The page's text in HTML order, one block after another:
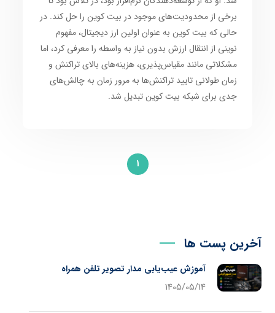
برخی از محدودیت‌های موجود در بیت کوین را حل کند. در
حالی که بیت کوین به عنوان اولین ارز دیجیتال، مفهوم
نوینی از انتقال ارزش بدون نیاز به واسطه را معرفی کرد، اما
مشکلاتی مانند مقیاس‌پذیری، هزینه‌های بالای تراکنش و
زمان طولانی تایید تراکنش‌ها به مرور زمان به چالش‌های
جدی برای شبکه بیت کوین تبدیل شد.
1
آخرین پست ها
آموزش عیب‌یابی مدار تصویر تلفن همراه
1405/05/14